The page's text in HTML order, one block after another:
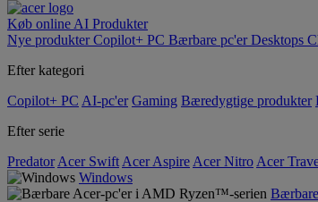
Køb online AI Produkter
Nye produkterCopilot+ PC Bærbare pc'erDesktops
Efter kategori
Copilot+ PC AI-pc'er Gaming Bæredygtige produkter
Efter serie
Predator Acer Swift Acer Aspire Acer Nitro Acer
Windows